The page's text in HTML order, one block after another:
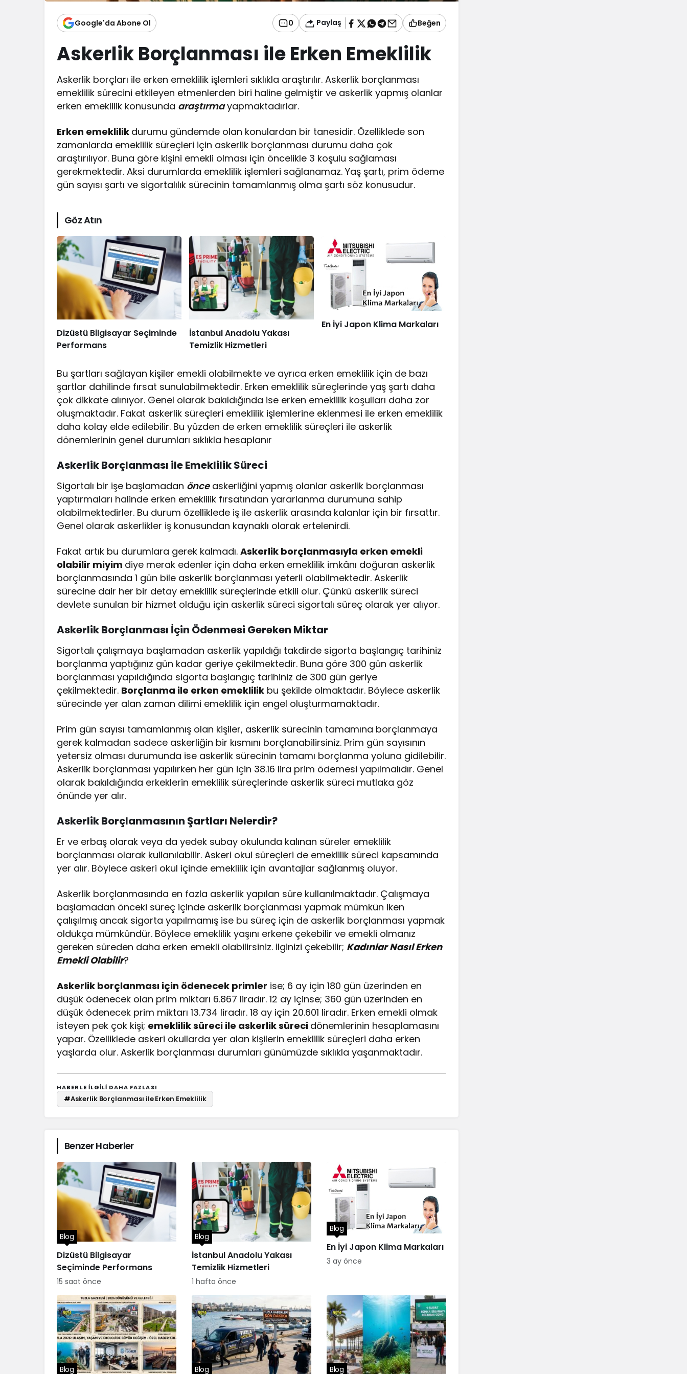
Google'da Abone Ol 0 Paylaş Beğen
Askerlik Borçlanması ile Erken Emeklilik
Askerlik borçları ile erken emeklilik işlemleri sıklıkla araştırılır. Askerlik borçlanması
emeklilik sürecini etkileyen etmenlerden biri haline gelmiştir ve askerlik yapmış olanlar
erken emeklilik konusunda araştırmayapmaktadırlar.
Erken emeklilik durumu gündemde olan konulardan bir tanesidir. Özelliklede son
zamanlarda emeklilik süreçleri için askerlik borçlanması durumu daha çok
araştırılıyor. Buna göre kişini emekli olması için öncelikle 3 koşulu sağlaması
gerekmektedir. Aksi durumlarda emeklilik işlemleri sağlanamaz. Yaş şartı, prim ödeme
gün sayısı şartı ve sigortalılık sürecinin tamamlanmış olma şartı söz konusudur.
Göz Atın
Dizüstü Bilgisayar Seçiminde
Performans
İstanbul Anadolu Yakası
Temizlik Hizmetleri
En İyi Japon Klima Markaları
Bu şartları sağlayan kişiler emekli olabilmekte ve ayrıca erken emeklilik için de bazı
şartlar dahilinde fırsat sunulabilmektedir. Erken emeklilik süreçlerinde yaş şartı daha
çok dikkate alınıyor. Genel olarak bakıldığında ise erken emeklilik koşulları daha zor
oluşmaktadır. Fakat askerlik süreçleri emeklilik işlemlerine eklenmesi ile erken emeklilik
daha kolay elde edilebilir. Bu yüzden de erken emeklilik süreçleri ile askerlik
dönemlerinin genel durumları sıklıkla hesaplanır
Askerlik Borçlanması ile Emeklilik Süreci
Sigortalı bir işe başlamadan önceaskerliğini yapmış olanlar askerlik borçlanması
yaptırmaları halinde erken emeklilik fırsatından yararlanma durumuna sahip
olabilmektedirler. Bu durum özelliklede iş ile askerlik arasında kalanlar için bir fırsattır.
Genel olarak askerlikler iş konusundan kaynaklı olarak ertelenirdi.
Fakat artık bu durumlara gerek kalmadı.Askerlik borçlanmasıyla erken emekli
olabilir miyim diye merak edenler için daha erken emeklilik imkânı doğuran askerlik
borçlanmasında 1 gün bile askerlik borçlanması yeterli olabilmektedir. Askerlik
sürecine dair her bir detay emeklilik süreçlerinde etkili olur. Çünkü askerlik süreci
devlete sunulan bir hizmet olduğu için askerlik süreci sigortalı süreç olarak yer alıyor.
Askerlik Borçlanması İçin Ödenmesi Gereken Miktar
Sigortalı çalışmaya başlamadan askerlik yapıldığı takdirde sigorta başlangıç tarihiniz
borçlanma yaptığınız gün kadar geriye çekilmektedir. Buna göre 300 gün askerlik
borçlanması yapıldığında sigorta başlangıç tarihiniz de 300 gün geriye
çekilmektedir. Borçlanma ile erken emeklilik bu şekilde olmaktadır. Böylece askerlik
sürecinde yer alan zaman dilimi emeklilik için engel oluşturmamaktadır.
Prim gün sayısı tamamlanmış olan kişiler, askerlik sürecinin tamamına borçlanmaya
gerek kalmadan sadece askerliğin bir kısmını borçlanabilirsiniz. Prim gün sayısının
yetersiz olması durumunda ise askerlik sürecinin tamamı borçlanma yoluna gidilebilir.
Askerlik borçlanması yapılırken her gün için 38.16 lira prim ödemesi yapılmalıdır. Genel
olarak bakıldığında erkeklerin emeklilik süreçlerinde askerlik süreci mutlaka göz
önünde yer alır.
Askerlik Borçlanmasının Şartları Nelerdir?
Er ve erbaş olarak veya da yedek subay okulunda kalınan süreler emeklilik
borçlanması olarak kullanılabilir. Askeri okul süreçleri de emeklilik süreci kapsamında
yer alır. Böylece askeri okul içinde emeklilik için avantajlar sağlanmış oluyor.
Askerlik borçlanmasında en fazla askerlik yapılan süre kullanılmaktadır. Çalışmaya
başlamadan önceki süreç içinde askerlik borçlanması yapmak mümkün iken
çalışılmış ancak sigorta yapılmamış ise bu süreç için de askerlik borçlanması yapmak
oldukça mümkündür. Böylece emeklilik yaşını erkene çekebilir ve emekli olmanız
gereken süreden daha erken emekli olabilirsiniz. ilginizi çekebilir; Kadınlar Nasıl Erken
Emekli Olabilir?
Askerlik borçlanması için ödenecek primler ise; 6 ay için 180 gün üzerinden en
düşük ödenecek olan prim miktarı 6.867 liradır. 12 ay içinse; 360 gün üzerinden en
düşük ödenecek prim miktarı 13.734 liradır. 18 ay için 20.601 liradır. Erken emekli olmak
isteyen pek çok kişi; emeklilik süreci ile askerlik süreci dönemlerinin hesaplamasını
yapar. Özelliklede askeri okullarda yer alan kişilerin emeklilik süreçleri daha erken
yaşlarda olur. Askerlik borçlanması durumları günümüzde sıklıkla yaşanmaktadır.
HABERLE ILGILI DAHA FAZLASI
#Askerlik Borçlanması ile Erken Emeklilik
Benzer Haberler
Dizüstü Bilgisayar
Seçiminde Performans
Blog
15 saat önce
İstanbul Anadolu Yakası
Temizlik Hizmetleri
Blog
1 hafta önce
En İyi Japon Klima Markaları
Blog
3 ay önce
Blog Blog Blog